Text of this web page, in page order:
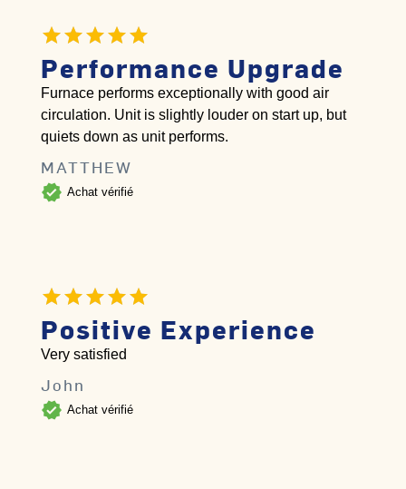
Performance Upgrade
Furnace performs exceptionally with good air
circulation. Unit is slightly louder on start up, but
quiets down as unit performs.
MATTHEW
verified Achat vérifié
Positive Experience
Very satisfied
John
verified Achat vérifié